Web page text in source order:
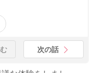
次の話